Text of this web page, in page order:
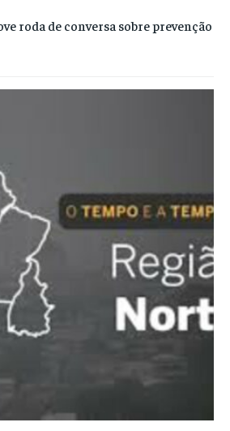
roda de conversa sobre prevenção